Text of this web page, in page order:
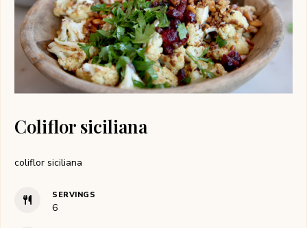
Coliflor siciliana
coliflor siciliana
SERVINGS
6